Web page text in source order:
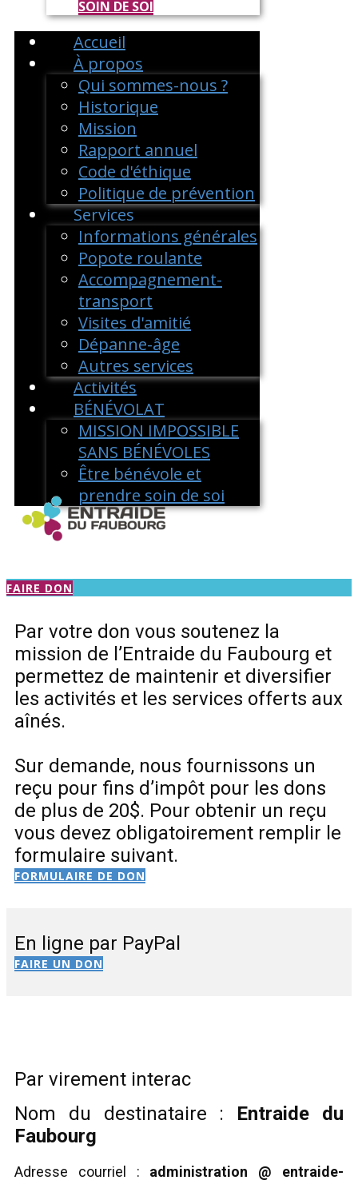
SOIN DE SOI
Accueil
À propos
Qui sommes-nous ?
Historique
Mission
Rapport annuel
Code d'éthique
Politique de prévention
Services
Informations générales
Popote roulante
Accompagnement-
transport
Visites d'amitié
Dépanne-âge
Autres services
Activités
BÉNÉVOLAT
MISSION IMPOSSIBLE
SANS BÉNÉVOLES
Être bénévole et
prendre soin de soi
FAIRE DON
Par votre don vous soutenez la
mission de l’Entraide du Faubourg et
permettez de maintenir et diversifier
les activités et les services offerts aux
aînés.
Sur demande, nous fournissons un
reçu pour fins d’impôt pour les dons
de plus de 20$. Pour obtenir un reçu
vous devez obligatoirement remplir le
formulaire suivant.
FORMULAIRE DE DON
En ligne par PayPal
FAIRE UN DON
Par virement interac
Nom du destinataire : Entraide du
Faubourg
Adresse courriel : administration @ entraide-